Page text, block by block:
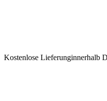
Kostenlose Lieferunginnerhalb